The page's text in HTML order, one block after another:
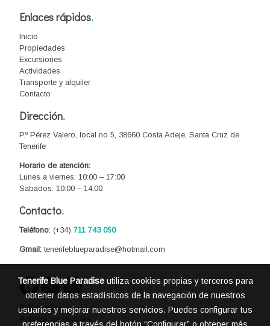
Enlaces rápidos.
Inicio
Propiedades
Excursiones
Actividades
Transporte y alquiler
Contacto
Dirección.
P.º Pérez Valero, local no 5, 38660 Costa Adeje, Santa Cruz de
Tenerife
Horario de atención:
Lunes a viernes: 10:00 – 17:00
Sábados: 10:00 – 14:00
Contacto.
Teléfono: (+34) 711 743 050
Gmail: tenerifeblueparadise@hotmail.com
Aviso legal
Política de cookies
Tenerife Blue Paradiseutiliza cookies propias y terceros para
obtener datos estadísticos de la navegación de nuestros
usuarios y mejorar nuestros servicios. Puedes configurar tus